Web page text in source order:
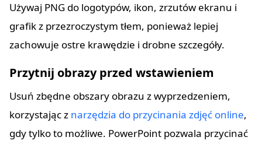
Używaj PNG do logotypów, ikon, zrzutów ekranu i
grafik z przezroczystym tłem, ponieważ lepiej
zachowuje ostre krawędzie i drobne szczegóły.
Przytnij obrazy przed wstawieniem
Usuń zbędne obszary obrazu z wyprzedzeniem,
korzystając z narzędzia do przycinania zdjęć online,
gdy tylko to możliwe. PowerPoint pozwala przycinać